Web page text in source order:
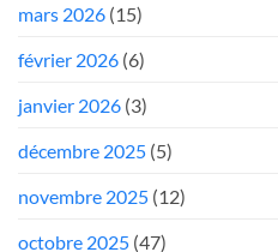
mars 2026 (15)
février 2026 (6)
janvier 2026 (3)
décembre 2025 (5)
novembre 2025 (12)
octobre 2025 (47)